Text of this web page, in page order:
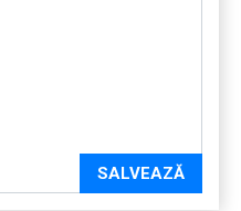
SALVEAZĂ